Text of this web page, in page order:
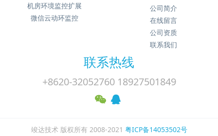
机房环境监控扩展
微信云动环监控
公司简介
在线留言
公司资质
联系我们
联系热线
+8620-32052760 18927501849
竣达技术 版权所有 2008-2021 粤ICP备14053502号